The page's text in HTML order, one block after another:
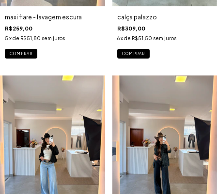
maxi flare - lavagem escura
R$259,00
5 x de R$51,80 sem juros
COMPRAR
calça palazzo
R$309,00
6 x de R$51,50 sem juros
COMPRAR